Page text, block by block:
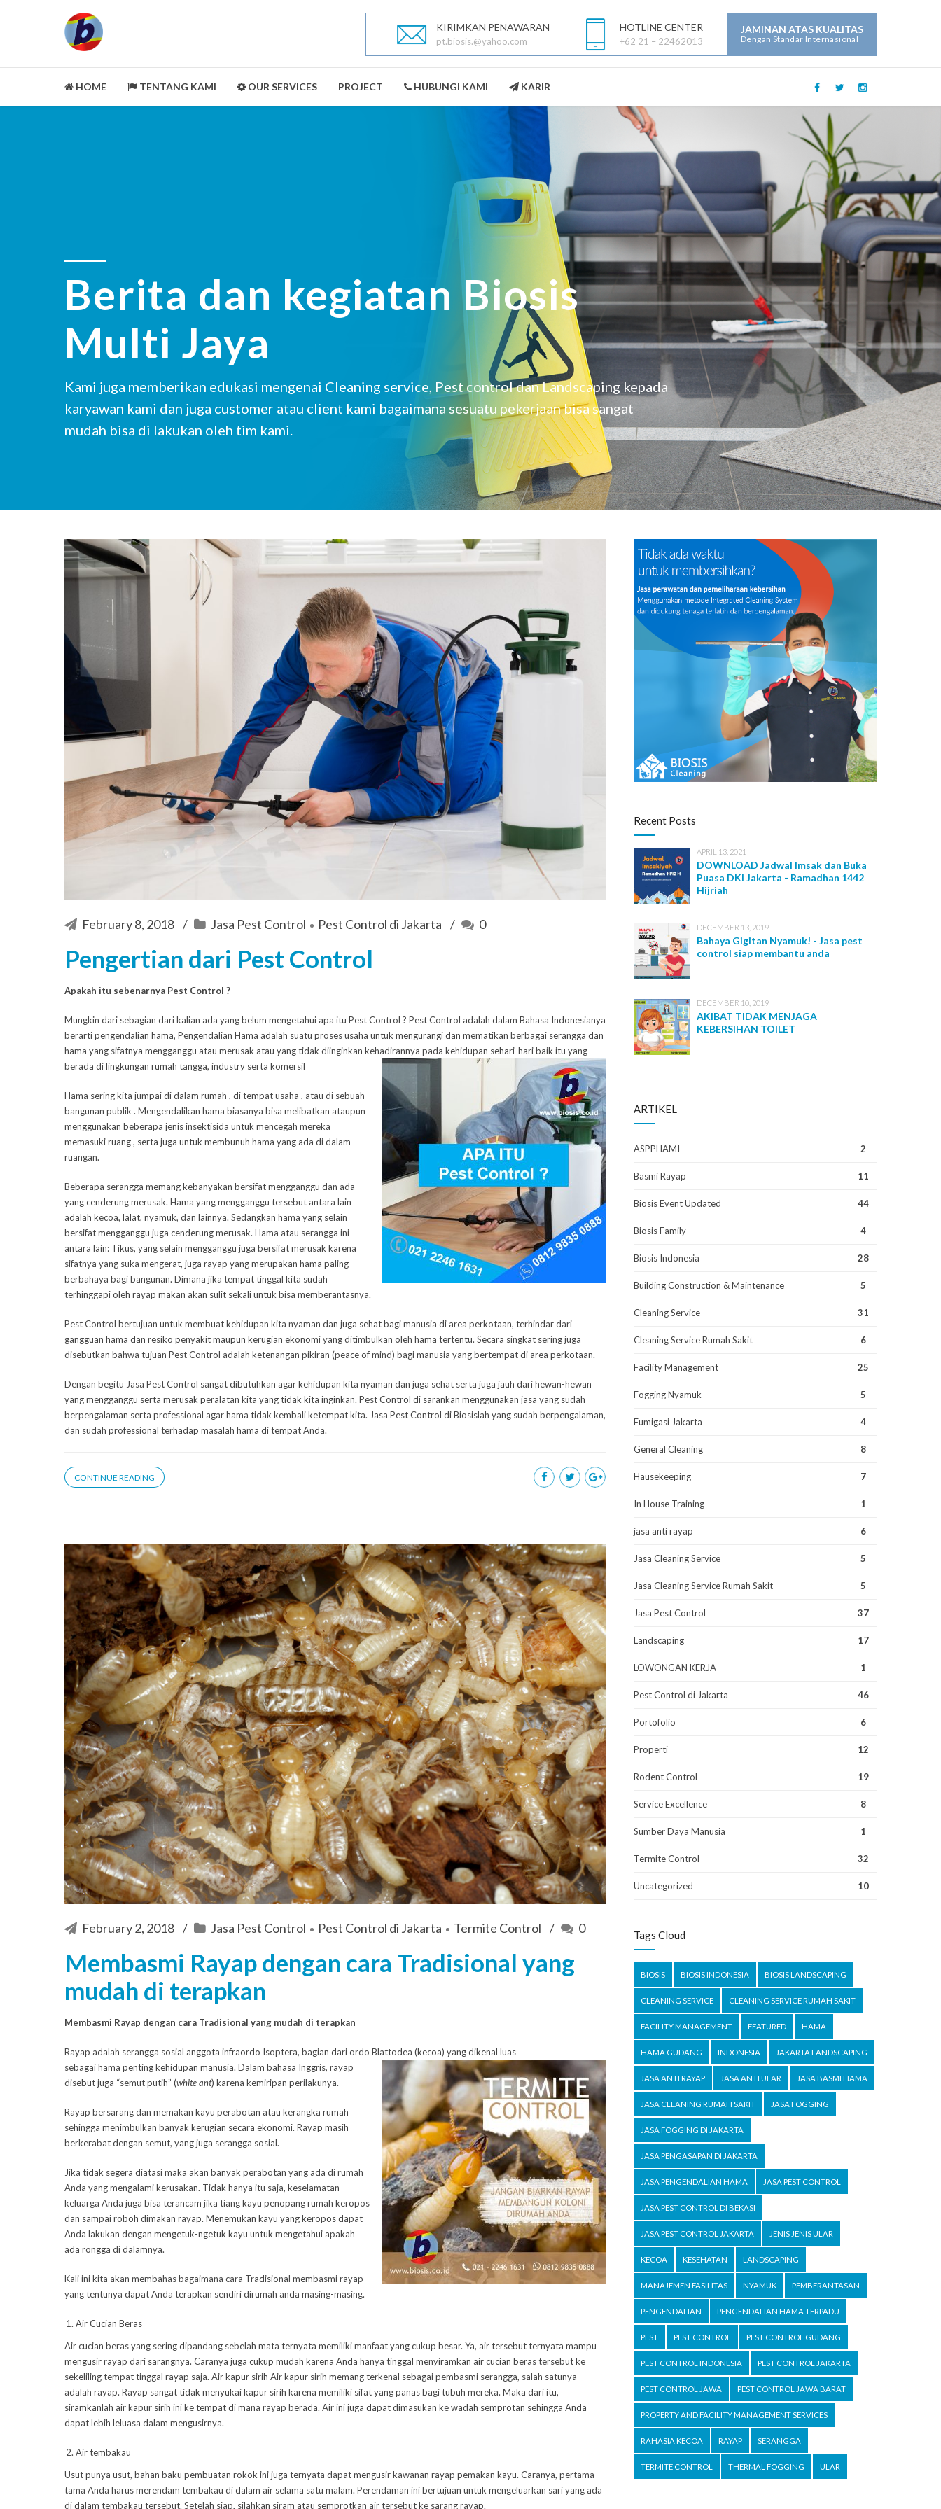
KIRIMKAN PENAWARAN
pt.biosis.@yahoo.com
HOTLINE CENTER
+62 21 – 22462013
JAMINAN ATAS KUALITAS
Dengan Standar Internasional
HOME TENTANG KAMI OUR SERVICES
LANDSCAPING
SELENGKAPNYA
LAYANAN JASA LAINNYA :
Mechanical Electrical Plumbing (
MEP )
Security
Building Maintenance
General Contractor
Building Construction
Maintenance
IT Solution
PROJECT HUBUNGI KAMI KARIR
Berita dan kegiatan Biosis
Multi Jaya
Kami juga memberikan edukasi mengenai Cleaning service, Pest control dan Landscaping kepada
karyawan kami dan juga customer atau client kami bagaimana sesuatu pekerjaan bisa sangat
mudah bisa di lakukan oleh tim kami.
February 8, 2018 Jasa Pest Control Pest Control di Jakarta 0
Pengertian dari Pest Control
Apakah itu sebenarnya Pest Control ?
Mungkin dari sebagian dari kalian ada yang belum mengetahui apa itu Pest Control ? Pest Control adalah dalam Bahasa Indonesianya
berarti pengendalian hama, Pengendalian Hama adalah suatu proses usaha untuk mengurangi dan mematikan berbagai serangga dan
hama yang sifatnya mengganggu atau merusak atau yang tidak diinginkan kehadirannya pada kehidupan sehari-hari baik itu yang
berada di lingkungan rumah tangga, industry serta komersil
Hama sering kita jumpai di dalam rumah , di tempat usaha , atau di sebuah
bangunan publik . Mengendalikan hama biasanya bisa melibatkan ataupun
menggunakan beberapa jenis insektisida untuk mencegah mereka
memasuki ruang , serta juga untuk membunuh hama yang ada di dalam
ruangan.
Beberapa serangga memang kebanyakan bersifat mengganggu dan ada
yang cenderung merusak. Hama yang mengganggu tersebut antara lain
adalah kecoa, lalat, nyamuk, dan lainnya. Sedangkan hama yang selain
bersifat mengganggu juga cenderung merusak. Hama atau serangga ini
antara lain: Tikus, yang selain mengganggu juga bersifat merusak karena
sifatnya yang suka mengerat, juga rayap yang merupakan hama paling
berbahaya bagi bangunan. Dimana jika tempat tinggal kita sudah
terhinggapi oleh rayap makan akan sulit sekali untuk bisa memberantasnya.
Pest Control bertujuan untuk membuat kehidupan kita nyaman dan juga sehat bagi manusia di area perkotaan, terhindar dari
gangguan hama dan resiko penyakit maupun kerugian ekonomi yang ditimbulkan oleh hama tertentu. Secara singkat sering juga
disebutkan bahwa tujuan Pest Control adalah ketenangan pikiran (peace of mind) bagi manusia yang bertempat di area perkotaan.
Dengan begitu Jasa Pest Control sangat dibutuhkan agar kehidupan kita nyaman dan juga sehat serta juga jauh dari hewan-hewan
yang mengganggu serta merusak peralatan kita yang tidak kita inginkan. Pest Control di sarankan menggunakan jasa yang sudah
berpengalaman serta professional agar hama tidak kembali ketempat kita. Jasa Pest Control di Biosislah yang sudah berpengalaman,
dan sudah professional terhadap masalah hama di tempat Anda.
CONTINUE READING
February 2, 2018 Jasa Pest Control Pest Control di Jakarta Termite Control 0
Membasmi Rayap dengan cara Tradisional yang
mudah di terapkan
Membasmi Rayap dengan cara Tradisional yang mudah di terapkan
Rayap adalah serangga sosial anggota infraordo Isoptera, bagian dari ordo Blattodea (kecoa) yang dikenal luas
sebagai hama pentingkehidupan manusia. Dalam bahasa Inggris, rayap
disebut juga “semut putih” (white ant) karena kemiripan perilakunya.
Rayap bersarang dan memakan kayu perabotan atau kerangka rumah
sehingga menimbulkan banyak kerugian secara ekonomi. Rayap masih
berkerabat dengan semut, yang juga serangga sosial.
Jika tidak segera diatasi maka akan banyak perabotan yang ada di rumah
Anda yang mengalami kerusakan. Tidak hanya itu saja, keselamatan
keluarga Anda juga bisa terancam jika tiang kayu penopang rumah keropos
dan sampai roboh dimakan rayap. Menemukan kayu yang keropos dapat
Anda lakukan dengan mengetuk-ngetuk kayu untuk mengetahui apakah
ada rongga di dalamnya.
Kali ini kita akan membahas bagaimana cara Tradisional membasmi rayap
yang tentunya dapat Anda terapkan sendiri dirumah anda masing-masing.
Air Cucian Beras
Air cucian beras yang sering dipandang sebelah mata ternyata memiliki manfaat yang cukup besar. Ya, air tersebut ternyata mampu
mengusir rayap dari sarangnya. Caranya juga cukup mudah karena Anda hanya tinggal menyiramkan air cucian beras tersebut ke
sekeliling tempat tinggal rayap saja. Air kapur sirih Air kapur sirih memang terkenal sebagai pembasmi serangga, salah satunya
adalah rayap. Rayap sangat tidak menyukai kapur sirih karena memiliki sifat yang panas bagi tubuh mereka. Maka dari itu,
siramkanlah air kapur sirih ini ke tempat di mana rayap berada. Air ini juga dapat dimasukan ke wadah semprotan sehingga Anda
dapat lebih leluasa dalam mengusirnya.
Air tembakau
Usut punya usut, bahan baku pembuatan rokok ini juga ternyata dapat mengusir kawanan rayap pemakan kayu. Caranya, pertama-
tama Anda harus merendam tembakau di dalam air selama satu malam. Perendaman ini bertujuan untuk mengeluarkan sari yang ada
di dalam tembakau tersebut. Setelah siap, silahkan siram atau semprotkan air tersebut ke sarang rayap.
Recent Posts
APRIL 13, 2021
DOWNLOAD Jadwal Imsak dan Buka
Puasa DKI Jakarta - Ramadhan 1442
Hijriah
DECEMBER 13, 2019
Bahaya Gigitan Nyamuk! - Jasa pest
control siap membantu anda
DECEMBER 10, 2019
AKIBAT TIDAK MENJAGA
KEBERSIHAN TOILET
ARTIKEL
ASPPHAMI 2
Basmi Rayap 11
Biosis Event Updated 44
Biosis Family 4
Biosis Indonesia 28
Building Construction & Maintenance 5
Cleaning Service 31
Cleaning Service Rumah Sakit 6
Facility Management 25
Fogging Nyamuk 5
Fumigasi Jakarta 4
General Cleaning 8
Hausekeeping 7
In House Training 1
jasa anti rayap 6
Jasa Cleaning Service 5
Jasa Cleaning Service Rumah Sakit 5
Jasa Pest Control 37
Landscaping 17
LOWONGAN KERJA 1
Pest Control di Jakarta 46
Portofolio 6
Properti 12
Rodent Control 19
Service Excellence 8
Sumber Daya Manusia 1
Termite Control 32
Uncategorized 10
Tags Cloud
BIOSIS BIOSIS INDONESIA BIOSIS LANDSCAPING
CLEANING SERVICE CLEANING SERVICE RUMAH SAKIT
FACILITY MANAGEMENT FEATURED HAMA
HAMA GUDANG INDONESIA JAKARTA LANDSCAPING
JASA ANTI RAYAP JASA ANTI ULAR JASA BASMI HAMA
JASA CLEANING RUMAH SAKIT JASA FOGGING
JASA FOGGING DI JAKARTA
JASA PENGASAPAN DI JAKARTA
JASA PENGENDALIAN HAMA JASA PEST CONTROL
JASA PEST CONTROL DI BEKASI
JASA PEST CONTROL JAKARTA JENIS JENIS ULAR
KECOA KESEHATAN LANDSCAPING
MANAJEMEN FASILITAS NYAMUK PEMBERANTASAN
PENGENDALIAN PENGENDALIAN HAMA TERPADU
PEST PEST CONTROL PEST CONTROL GUDANG
PEST CONTROL INDONESIA PEST CONTROL JAKARTA
PEST CONTROL JAWA PEST CONTROL JAWA BARAT
PROPERTY AND FACILITY MANAGEMENT SERVICES
RAHASIA KECOA RAYAP SERANGGA
TERMITE CONTROL THERMAL FOGGING ULAR